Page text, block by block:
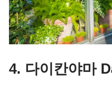
4. 다이칸야마